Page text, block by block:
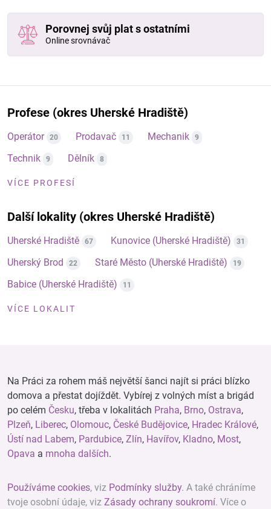
Porovnej svůj plat s ostatními
Online srovnávač
Profese (okres Uherské Hradiště)
Operátor 20 Prodavač 11 Mechanik 9
Technik 9 Dělník 8
VÍCE PROFESÍ
Další lokality (okres Uherské Hradiště)
Uherské Hradiště 67 Kunovice (Uherské Hradiště) 31
Uherský Brod 22 Staré Město (Uherské Hradiště) 19
Babice (Uherské Hradiště) 11
VÍCE LOKALIT
Na Práci za rohem máš největší šanci najít si práci blízko
domova a přestat dojíždět. Vybírej z volných míst a brigád
po celém Česku, třeba v lokalitách Praha, Brno, Ostrava,
Plzeň, Liberec, Olomouc, České Budějovice, Hradec Králové,
Ústí nad Labem, Pardubice, Zlín, Havířov, Kladno, Most,
Opava a mnoha dalších.
Používáme cookies, viz Podmínky služby. A také chráníme
tvoje osobní údaje, viz Zásady ochrany soukromí. Více o